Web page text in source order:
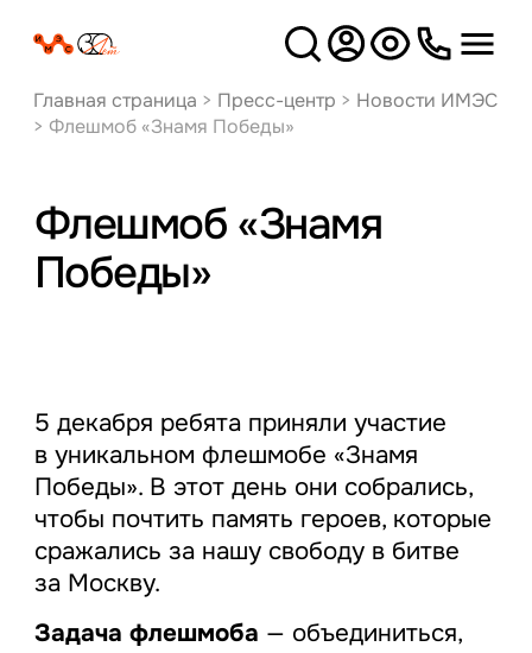
Версия
для слабовидящих
Главная страница > Пресс-центр > Новости ИМЭС
> Флешмоб «Знамя Победы»
Флешмоб «Знамя
Победы»
5 декабря ребята приняли участие
в уникальном флешмобе «Знамя
Победы». В этот день они собрались,
чтобы почтить память героев, которые
сражались за нашу свободу в битве
за Москву.
Задача флешмоба — объединиться,